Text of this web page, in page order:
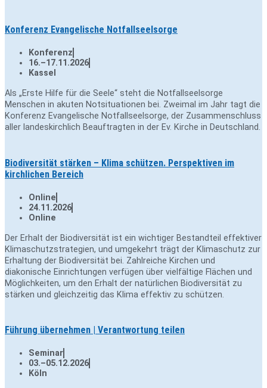
Konferenz Evangelische Notfallseelsorge
Konferenz
16.–17.11.2026
Kassel
Als „Erste Hilfe für die Seele“ steht die Notfallseelsorge
Menschen in akuten Notsituationen bei. Zweimal im Jahr tagt die
Konferenz Evangelische Notfallseelsorge, der Zusammenschluss
aller landeskirchlich Beauftragten in der Ev. Kirche in Deutschland.
Biodiversität stärken – Klima schützen. Perspektiven im
kirchlichen Bereich
Online
24.11.2026
Online
Der Erhalt der Biodiversität ist ein wichtiger Bestandteil effektiver
Klimaschutzstrategien, und umgekehrt trägt der Klimaschutz zur
Erhaltung der Biodiversität bei. Zahlreiche Kirchen und
diakonische Einrichtungen verfügen über vielfältige Flächen und
Möglichkeiten, um den Erhalt der natürlichen Biodiversität zu
stärken und gleichzeitig das Klima effektiv zu schützen.
Führung übernehmen | Verantwortung teilen
Seminar
03.–05.12.2026
Köln